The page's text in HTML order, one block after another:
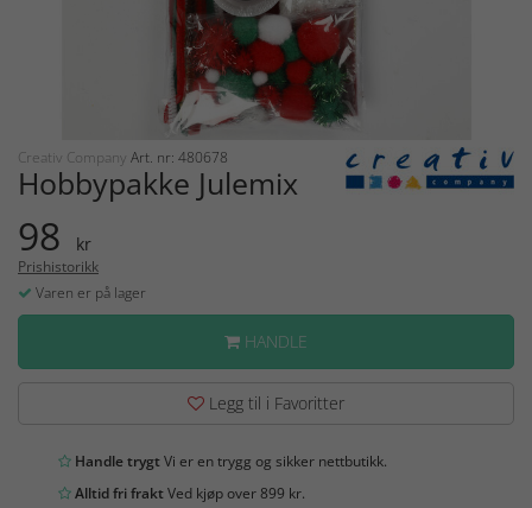
Creativ Company Art. nr: 480678
Hobbypakke Julemix
98 kr
Prishistorikk
Varen er på lager
HANDLE
Legg til i Favoritter
Handle trygtVi er en trygg og sikker nettbutikk.
Alltid fri fraktVed kjøp over 899 kr.